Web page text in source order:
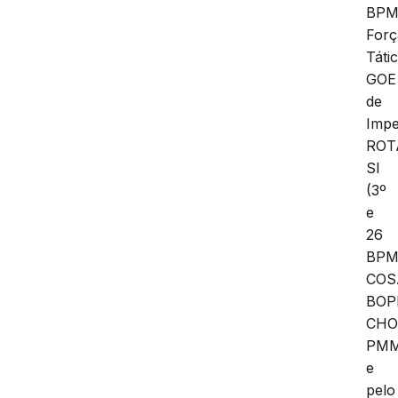
GOE
de
SI
(3º
e
26
e
pelo